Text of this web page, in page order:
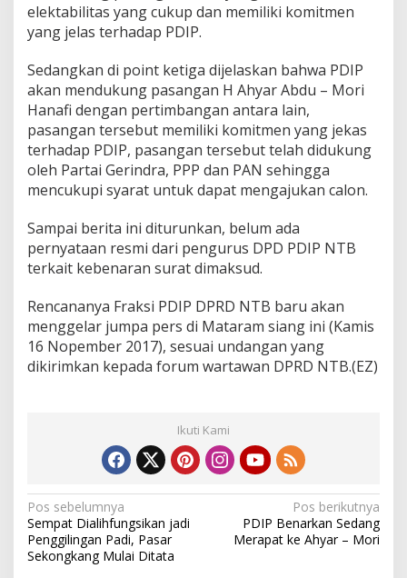
elektabilitas yang cukup dan memiliki komitmen
yang jelas terhadap PDIP.
Sedangkan di point ketiga dijelaskan bahwa PDIP
akan mendukung pasangan H Ahyar Abdu – Mori
Hanafi dengan pertimbangan antara lain,
pasangan tersebut memiliki komitmen yang jekas
terhadap PDIP, pasangan tersebut telah didukung
oleh Partai Gerindra, PPP dan PAN sehingga
mencukupi syarat untuk dapat mengajukan calon.
Sampai berita ini diturunkan, belum ada
pernyataan resmi dari pengurus DPD PDIP NTB
terkait kebenaran surat dimaksud.
Rencananya Fraksi PDIP DPRD NTB baru akan
menggelar jumpa pers di Mataram siang ini (Kamis
16 Nopember 2017), sesuai undangan yang
dikirimkan kepada forum wartawan DPRD NTB.(EZ)
Ikuti Kami
N
a
v
Pos sebelumnya
Sempat Dialihfungsikan jadi
Penggilingan Padi, Pasar
Sekongkang Mulai Ditata
Pos berikutnya
PDIP Benarkan Sedang
Merapat ke Ahyar – Mori